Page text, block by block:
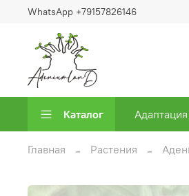
WhatsApp +79157826146
Каталог
Главная Растения